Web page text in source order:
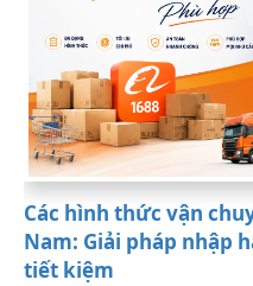
Các hình thức vận
Nam: Giải pháp nhập
tiết kiệm